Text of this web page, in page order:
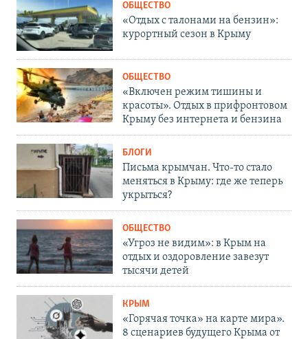
ОБЩЕСТВО
«Отдых с талонами на бензин»:
курортный сезон в Крыму
ОБЩЕСТВО
«Включен режим тишины и
красоты». Отдых в прифронтовом
Крыму без интернета и бензина
БЛОГИ
Письма крымчан. Что-то стало
меняться в Крыму: где же теперь
укрыться?
ОБЩЕСТВО
«Угроз не видим»: в Крым на
отдых и оздоровление завезут
тысячи детей
КРЫМ
«Горячая точка» на карте мира».
8 сценариев будущего Крыма от